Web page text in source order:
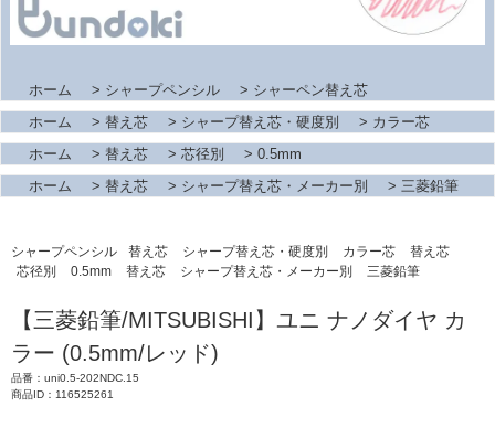
ホーム > シャープペンシル > シャーペン替え芯
ホーム
> 替え芯 > シャープ替え芯・硬度別 > カラー芯
ホーム
> 替え芯 > 芯径別 > 0.5mm
ホーム
> 替え芯 > シャープ替え芯・メーカー別 > 三菱鉛筆
シャープペンシル 替え芯 シャープ替え芯・硬度別 カラー芯
替え芯
芯径別
0.5mm 替え芯 シャープ替え芯・メーカー別 三菱鉛筆
【三菱鉛筆/MITSUBISHI】ユニ ナノダイヤ カ
ラー (0.5mm/レッド)
品番：uni0.5-202NDC.15
商品ID：116525261